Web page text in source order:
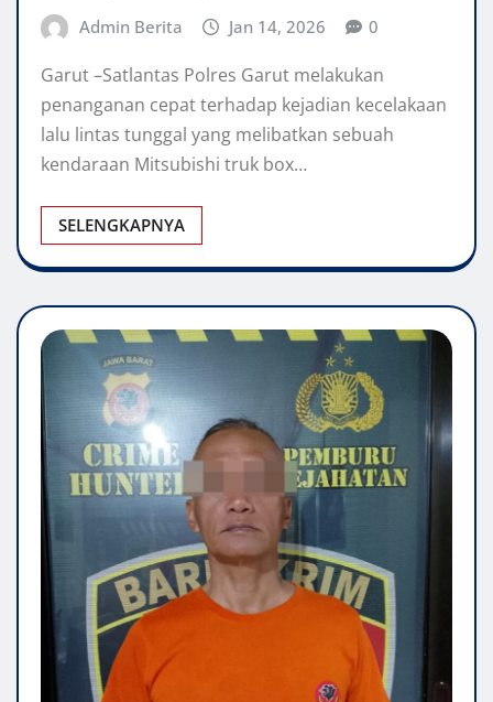
Admin Berita Jan 14, 2026 0
Garut –Satlantas Polres Garut melakukan
penanganan cepat terhadap kejadian kecelakaan
lalu lintas tunggal yang melibatkan sebuah
kendaraan Mitsubishi truk box…
SELENGKAPNYA